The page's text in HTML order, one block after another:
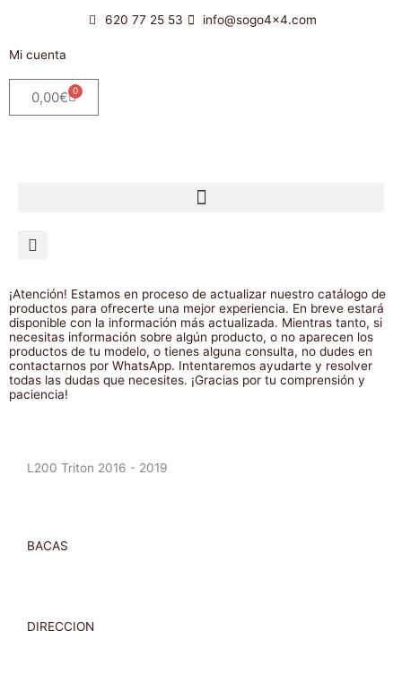
contenido
620 77 25 53 info@sogo4x4.com
Mi cuenta
0,00€ 0
Carrito
¡Atención! Estamos en proceso de actualizar nuestro catálogo de
productos para ofrecerte una mejor experiencia. En breve estará
disponible con la información más actualizada. Mientras tanto, si
necesitas información sobre algún producto, o no aparecen los
productos de tu modelo, o tienes alguna consulta, no dudes en
contactarnos por WhatsApp. Intentaremos ayudarte y resolver
todas las dudas que necesites. ¡Gracias por tu comprensión y
paciencia!
L200 Triton 2016 - 2019
BACAS
DIRECCION